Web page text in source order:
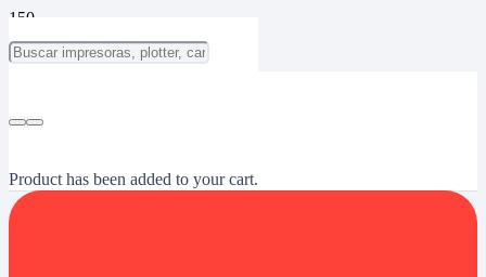
Product has been added to your cart.